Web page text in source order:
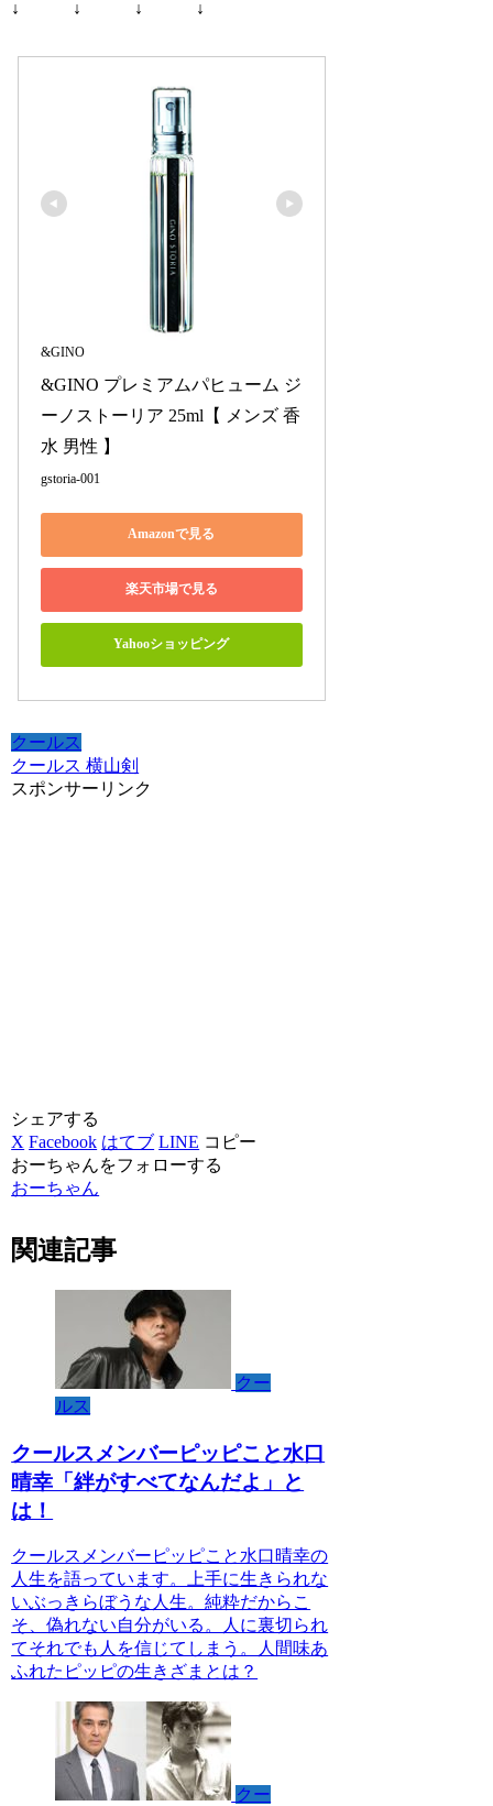
↓ ↓ ↓ ↓
&GINO
&GINO プレミアムパヒューム ジ
ーノストーリア 25ml【 メンズ 香
水 男性 】
gstoria-001
Amazonで見る
楽天市場で見る
Yahooショッピング
クールス
クールス 横山剣
スポンサーリンク
シェアする
X Facebook はてブ LINE コピー
おーちゃんをフォローする
おーちゃん
関連記事
クー
ルス
クールスメンバーピッピこと水口
晴幸「絆がすべてなんだよ」と
は！
クールスメンバーピッピこと水口晴幸の
人生を語っています。上手に生きられな
いぶっきらぼうな人生。純粋だからこ
そ、偽れない自分がいる。人に裏切られ
てそれでも人を信じてしまう。人間味あ
ふれたピッピの生きざまとは？
クー